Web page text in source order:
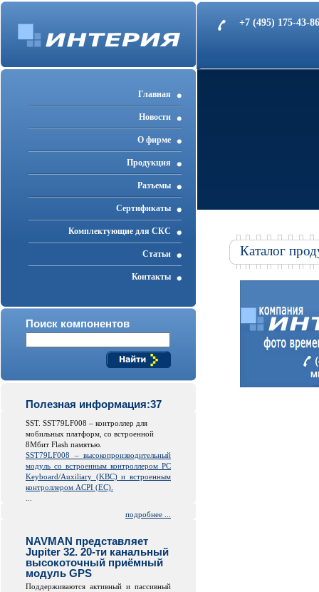
+7 (495) 175-43-
Главная
Новости
О фирме
Продукция
Разъемы
Cертификаты
Комплектующие для СКС
Статьи
Контакты
Поиск компонентов
Полезная информация:37
SST. SST79LF008 – контроллер для
мобильных платформ, со встроенной
8Мбит Flash памятью.
SST79LF008 – высокопроизводительный
модуль со встроенным контроллером PC
Keyboard/Auxiliary (KBC) и встроенным
контроллером ACPI (EC).
подробнее ...
NAVMAN представляет
Jupiter 32. 20-ти канальный
высокоточный приёмный
модуль GPS
Поддерживаются активный и пассивный
Каталог